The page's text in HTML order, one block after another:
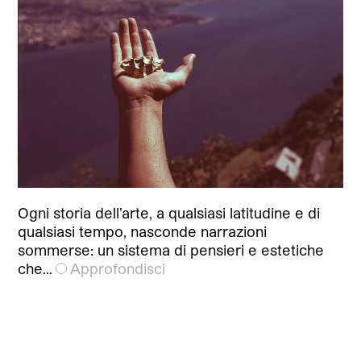
Ogni storia dell’arte, a qualsiasi latitudine e di
qualsiasi tempo, nasconde narrazioni
sommerse: un sistema di pensieri e estetiche
che…
Approfondisci